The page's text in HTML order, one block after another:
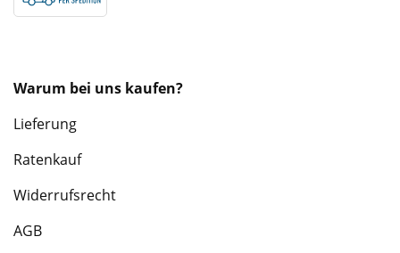
Warum bei uns kaufen?
Lieferung
Ratenkauf
Widerrufsrecht
AGB